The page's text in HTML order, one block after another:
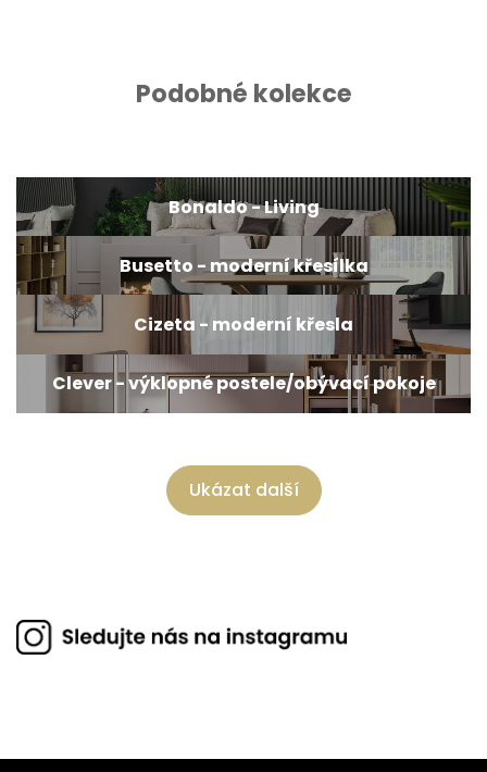
Podobné kolekce
Bonaldo - Living
Busetto - moderní křesílka
Cizeta - moderní křesla
Clever - výklopné postele/obývací pokoje
Ukázat další